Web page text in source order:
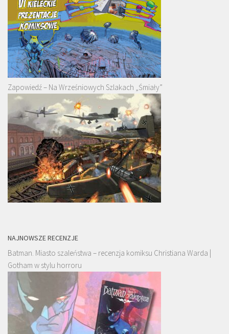
Zapowiedź – Na Wrześniowych Szlakach „Śmiały”
NAJNOWSZE RECENZJE
Batman. Miasto szaleństwa – recenzja komiksu Christiana Warda |
Gotham w stylu horroru